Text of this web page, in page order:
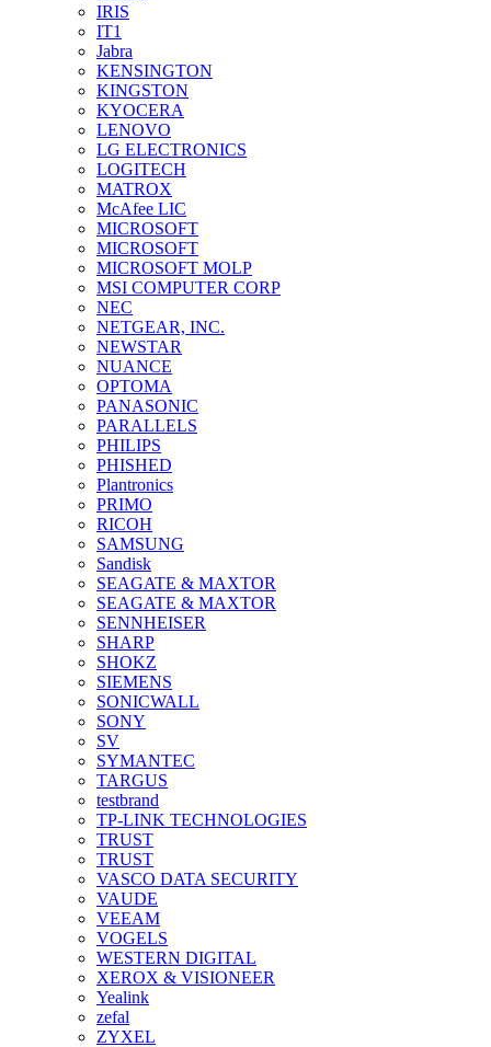
IRIS
IT1
Jabra
KENSINGTON
KINGSTON
KYOCERA
LENOVO
LG ELECTRONICS
LOGITECH
MATROX
McAfee LIC
MICROSOFT
MICROSOFT
MICROSOFT MOLP
MSI COMPUTER CORP
NEC
NETGEAR, INC.
NEWSTAR
NUANCE
OPTOMA
PANASONIC
PARALLELS
PHILIPS
PHISHED
Plantronics
PRIMO
RICOH
SAMSUNG
Sandisk
SEAGATE & MAXTOR
SEAGATE & MAXTOR
SENNHEISER
SHARP
SHOKZ
SIEMENS
SONICWALL
SONY
SV
SYMANTEC
TARGUS
testbrand
TP-LINK TECHNOLOGIES
TRUST
TRUST
VASCO DATA SECURITY
VAUDE
VEEAM
VOGELS
WESTERN DIGITAL
XEROX & VISIONEER
Yealink
zefal
ZYXEL